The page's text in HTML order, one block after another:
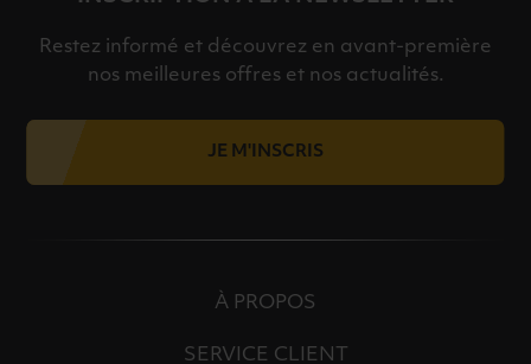
Restez informé et découvrez en avant-première
nos meilleures offres et nos actualités.
JE M'INSCRIS
À PROPOS
SERVICE CLIENT